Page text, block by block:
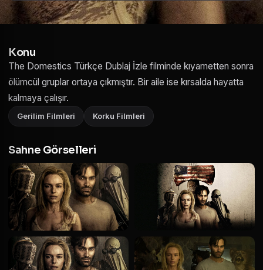
Konu
The Domestics Türkçe Dublaj İzle filminde kıyametten sonra
ölümcül gruplar ortaya çıkmıştır. Bir aile ise kırsalda hayatta
kalmaya çalışır.
Gerilim Filmleri Korku Filmleri
Sahne Görselleri